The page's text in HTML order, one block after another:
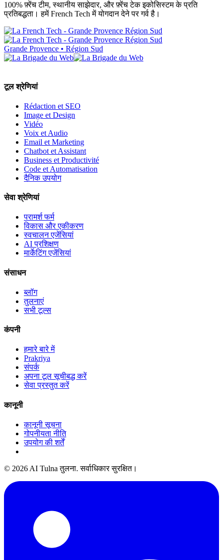
100% फ़्रेंच टीम, स्थानीय साझेदार, और फ़्रेंच टेक इकोसिस्टम के प्रति
प्रतिबद्धता। हमें French Tech में योगदान देने पर गर्व है।
Grande Provence • Région Sud
टूल श्रेणियां
Rédaction et SEO
Image et Design
Vidéo
Voix et Audio
Email et Marketing
Chatbot et Assistant
Business et Productivité
Code et Automatisation
दैनिक उपयोग
सेवा श्रेणियां
परामर्श फर्म
विकास और एकीकरण
स्वचालन एजेंसियां
AI प्रशिक्षण
मार्केटिंग एजेंसियां
संसाधन
ब्लॉग
तुलनाएं
सभी टूल्स
कंपनी
हमारे बारे में
Prakriya
संपर्क
अपना टूल सूचीबद्ध करें
सेवा प्रस्तुत करें
कानूनी
कानूनी सूचना
गोपनीयता नीति
उपयोग की शर्तें
© 2026 AI Tulna तुलना. सर्वाधिकार सुरक्षित।